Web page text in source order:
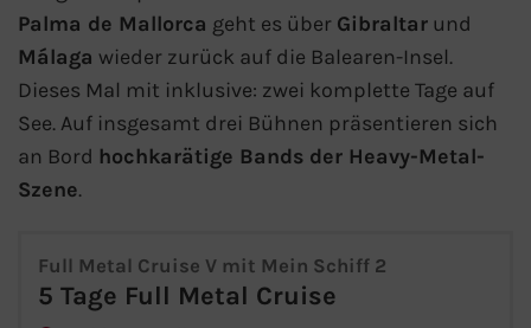
Mein Schiff Orient
Mein Schiff Nordamerika
Mein Schiff Transreisen
Mein Schiff Ostsee
Mein Schiff Asien
Mittelmeer-Kreuzfahrt
Palma de Mallorca geht es über Gibraltar und
Málaga wieder zurück auf die Balearen-Insel.
Dieses Mal mit inklusive: zwei komplette Tage auf
See. Auf insgesamt drei Bühnen präsentieren sich
an Bord hochkarätige Bands der Heavy-Metal-
Szene.
Full Metal Cruise V mit Mein Schiff 2
5 Tage Full Metal Cruise